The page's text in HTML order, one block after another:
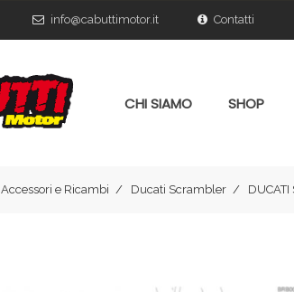
info@cabuttimotor.it Contatti
CHI SIAMO SHOP
Accessori e Ricambi Ducati Scrambler DUCATI